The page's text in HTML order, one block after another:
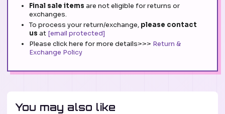
Final sale items are not eligible for returns or
exchanges.
To process your return/exchange, please contact
us at [email protected]
Please click here for more details>>> Return &
Exchange Policy
You may also like